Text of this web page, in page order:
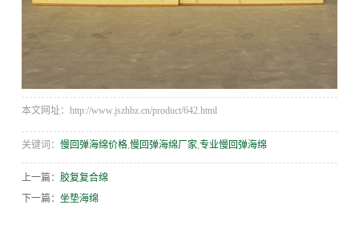
本文网址：http://www.jszhbz.cn/product/642.html
关键词：慢回弹海绵价格,慢回弹海绵厂家,专业慢回弹海绵
上一篇：胶复复合绵
下一篇：坐垫海绵